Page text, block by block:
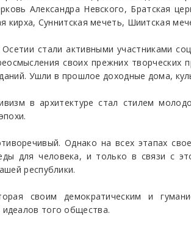
Александра Невского, Братская
Суннитская мечеть, Шиитская
стали активными участниками
своих прежних творческих
Ушли в прошлое доходные дома,
в архитектуре стал стилем
Однако на всех этапах
для человека, и только в связи с
республики.
своим демократическим и
того общества.